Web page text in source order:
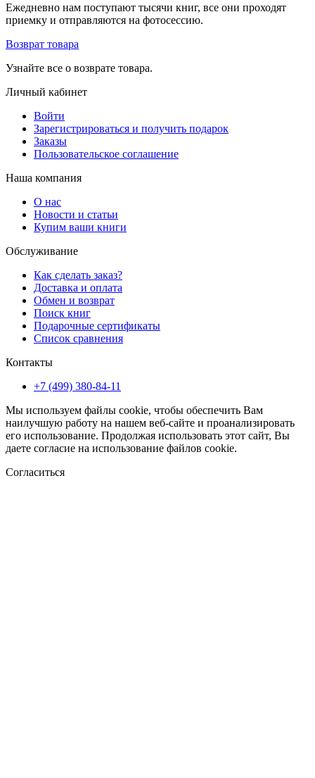
Ежедневно нам поступают тысячи книг, все они проходят
приемку и отправляются на фотосессию.
Возврат товара
Узнайте все о возврате товара.
Личный кабинет
Войти
Зарегистрироваться и получить подарок
Заказы
Пользовательское соглашение
Наша компания
О нас
Новости и статьи
Купим ваши книги
Обслуживание
Как сделать заказ?
Доставка и оплата
Обмен и возврат
Поиск книг
Подарочные сертификаты
Список сравнения
Контакты
+7 (499) 380-84-11
Мы используем файлы cookie, чтобы обеспечить Вам
наилучшую работу на нашем веб-сайте и проанализировать
его использование. Продолжая использовать этот сайт, Вы
даете согласие на использование файлов cookie.
Согласиться